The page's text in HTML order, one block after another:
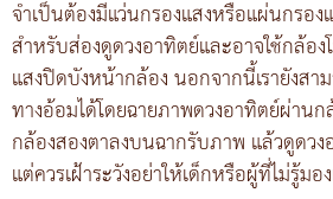
จำเป็นต้องมีแว่นกรองแสงหรือแผ่นกรอ
สำหรับส่องดูดวงอาทิตย์และอาจใช้กล้อ
แสงปิดบังหน้ากล้อง นอกจากนี้เรายังสา
ทางอ้อมได้โดยฉายภาพดวงอาทิตย์ผ่าน
กล้องสองตาลงบนฉากรับภาพ แล้วดูดว
แต่ควรเฝ้าระวังอย่าให้เด็กหรือผู้ที่ไม่รู้มอ